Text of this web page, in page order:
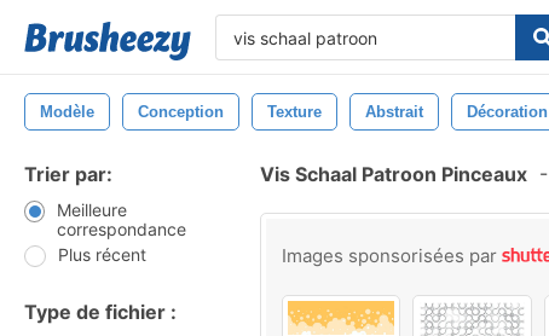
Modèle Conception Texture Abstrait Décoration
Trier par:
Meilleure
correspondance
Plus récent
Type de fichier :
Vis Schaal Patroon Pinceaux -
Images sponsorisées par